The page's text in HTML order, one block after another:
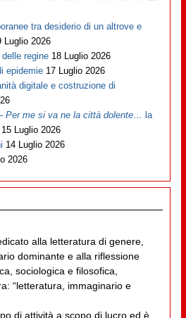
tra desiderio di un altrove e
Luglio 2026
regine 18 Luglio 2026
epidemie 17 Luglio 2026
digitale e costruzione di
Per me si va ne la città dolente… la
15 Luglio 2026
14 Luglio 2026
2026
alla letteratura di genere,
dominante e alla riflessione
sociologica e filosofica,
“letteratura, immaginario e
di attività a scopo di lucro ed è